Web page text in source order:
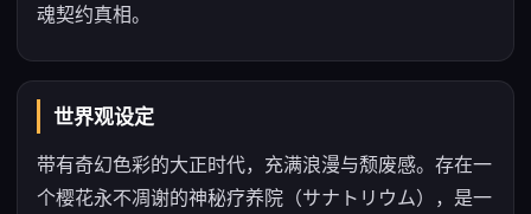
魂契约真相。
世界观设定
带有奇幻色彩的大正时代，充满浪漫与颓废感。存在一
个樱花永不凋谢的神秘疗养院（サナトリウム），是一